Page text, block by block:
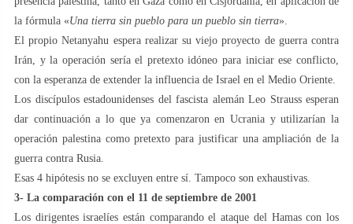
la fórmula «Una tierra sin pueblo para un pueblo sin tierra».
El propio Netanyahu espera realizar su viejo proyecto de guerra contra
Irán, y la operación sería el pretexto idóneo para iniciar ese conflicto,
con la esperanza de extender la influencia de Israel en el Medio Oriente.
Los discípulos estadounidenses del fascista alemán Leo Strauss esperan
dar continuación a lo que ya comenzaron en Ucrania y utilizarían la
operación palestina como pretexto para justificar una ampliación de la
guerra contra Rusia.
Esas 4 hipótesis no se excluyen entre sí. Tampoco son exhaustivas.
3- La comparación con el 11 de septiembre de 2001
Los dirigentes israelíes están comparando el ataque del Hamas con los